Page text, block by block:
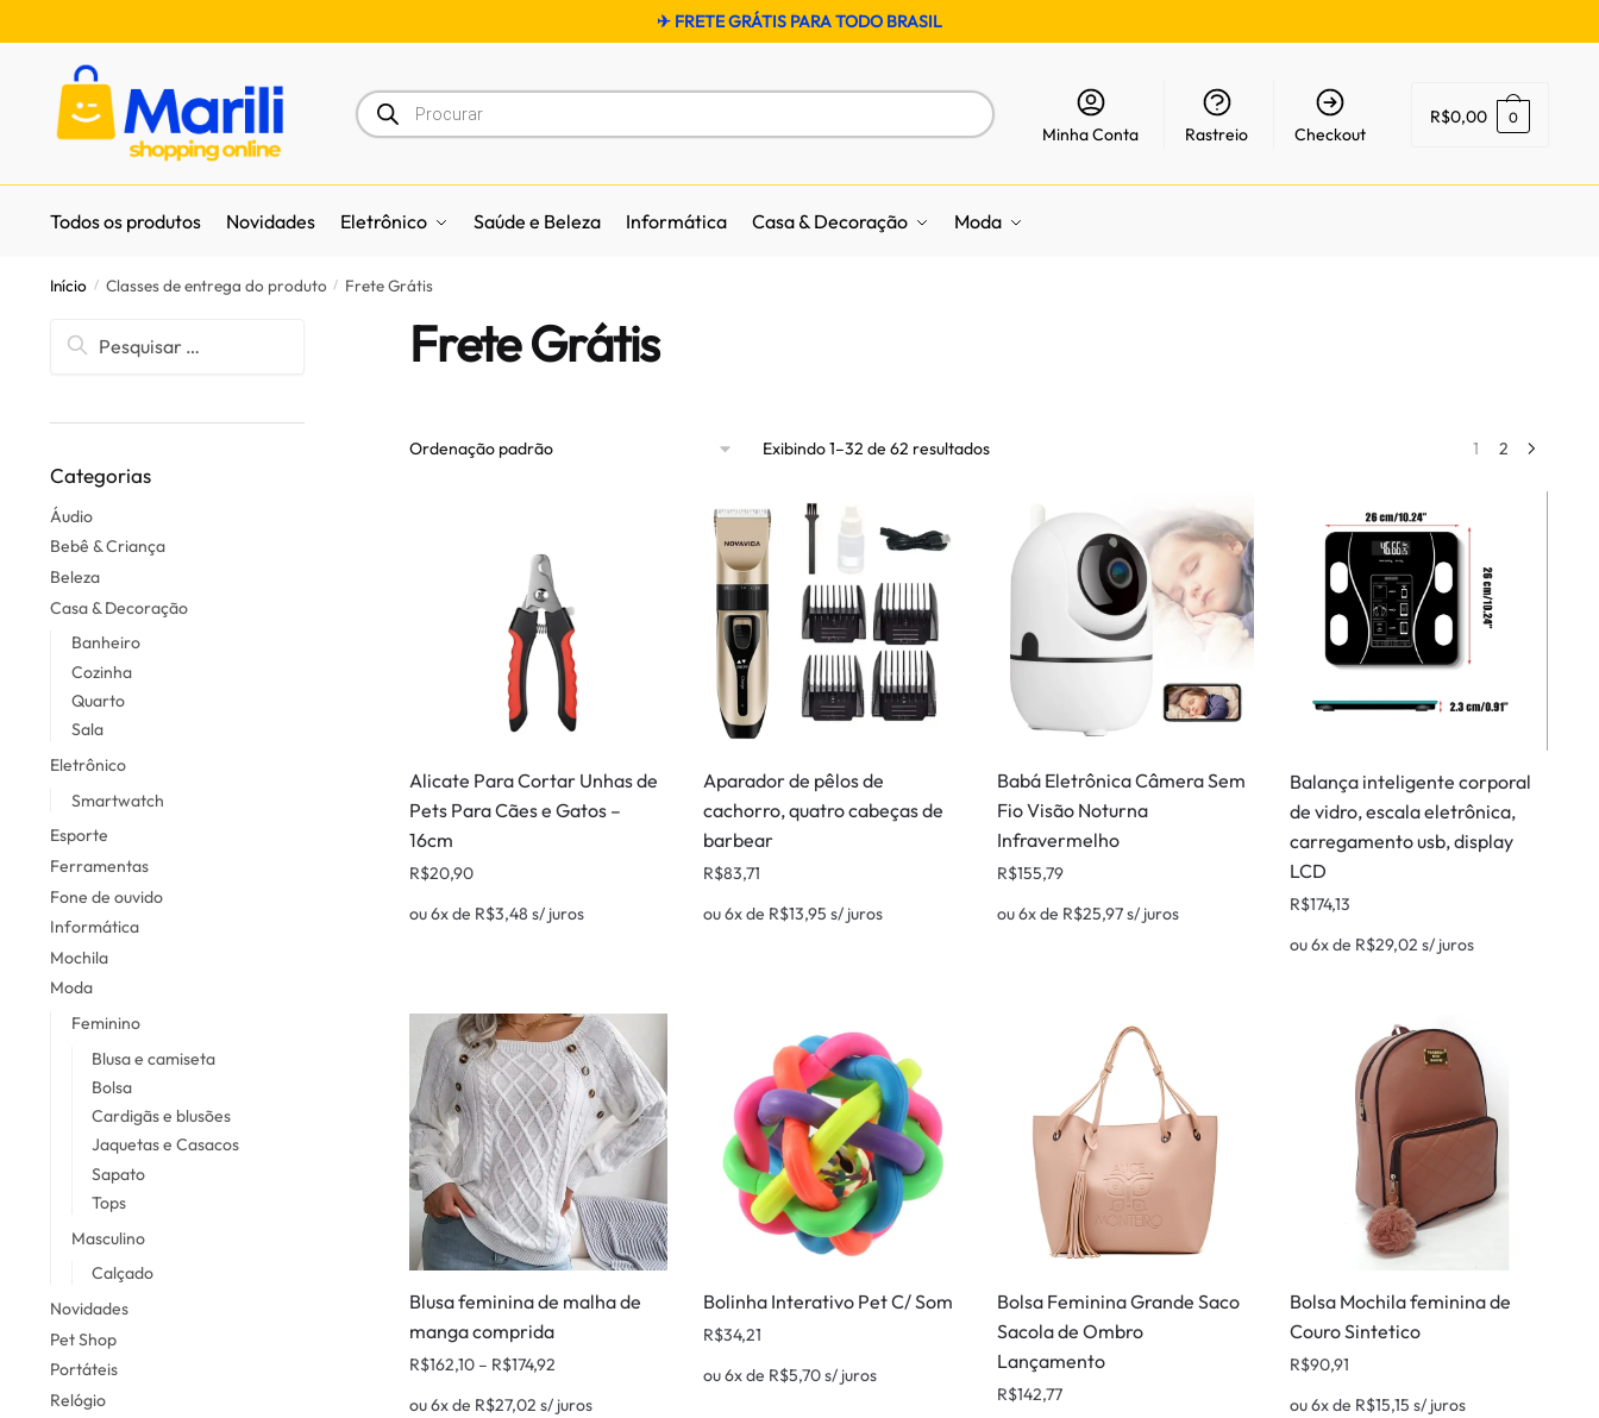
✈ FRETE GRÁTIS PARA TODO BRASIL
Minha Conta Rastreio Checkout
R$0,00 0
Todos os produtos Novidades Eletrônico Saúde e Beleza Informática Casa & Decoração Moda
Início / Classes de entrega do produto / Frete Grátis
Frete Grátis
Exibindo 1–32 de 62 resultados 1 2
Alicate Para Cortar Unhas de
Pets Para Cães e Gatos –
16cm
R$20,90
ou 6x de R$3,48 s/ juros
Aparador de pêlos de
cachorro, quatro cabeças de
barbear
R$83,71
ou 6x de R$13,95 s/ juros
Babá Eletrônica Câmera Sem
Fio Visão Noturna
Infravermelho
R$155,79
ou 6x de R$25,97s/ juros
Balança inteligente corporal
de vidro, escala eletrônica,
carregamento usb, display
LCD
R$174,13
ou 6x de R$29,02 s/ juros
Blusa feminina de malha de
manga comprida
R$162,10 – R$174,92
ou 6x de R$27,02 s/ juros
Bolinha Interativo Pet C/ Som
R$34,21
ou 6x de R$5,70s/ juros
Bolsa Feminina Grande Saco
Sacola de Ombro
Lançamento
R$142,77
Bolsa Mochila feminina de
Couro Sintetico
R$90,91
ou 6x de R$15,15 s/ juros
Categorias
Áudio
Bebê & Criança
Beleza
Casa & Decoração
Banheiro
Cozinha
Quarto
Sala
Eletrônico
Smartwatch
Esporte
Ferramentas
Fone de ouvido
Informática
Mochila
Moda
Feminino
Blusa e camiseta
Bolsa
Cardigãs e blusões
Jaquetas e Casacos
Sapato
Tops
Masculino
Calçado
Novidades
Pet Shop
Portáteis
Relógio